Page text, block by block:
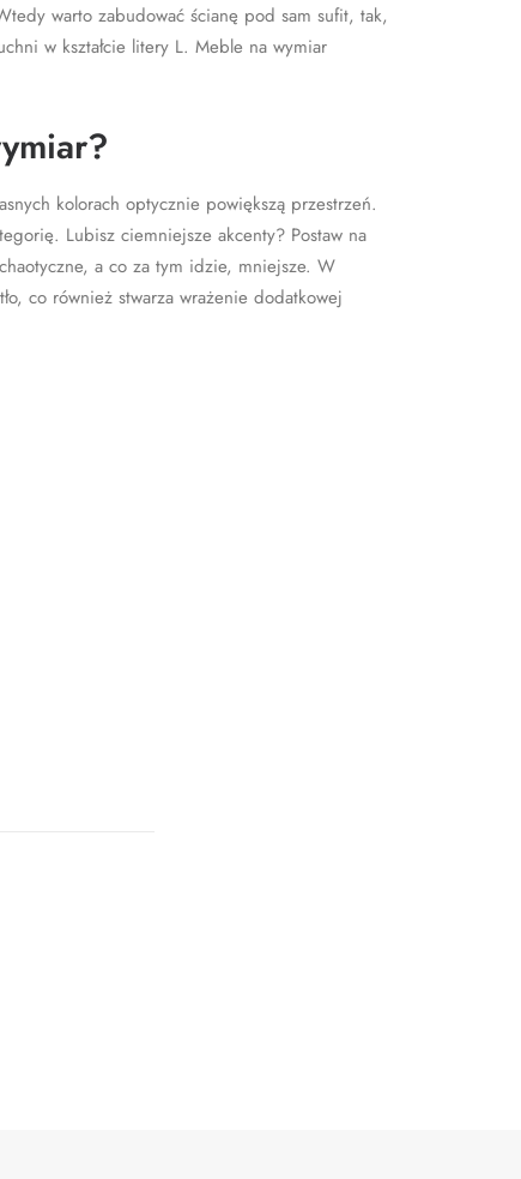
warto zabudować ścianę pod sam sufit, tak,
w kształcie litery L. Meble na wymiar
kolorach optycznie powiększą przestrzeń.
Lubisz ciemniejsze akcenty? Postaw na
a co za tym idzie, mniejsze. W
co również stwarza wrażenie dodatkowej